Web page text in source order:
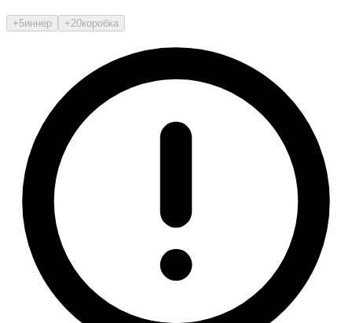
+5иннер +20коробка